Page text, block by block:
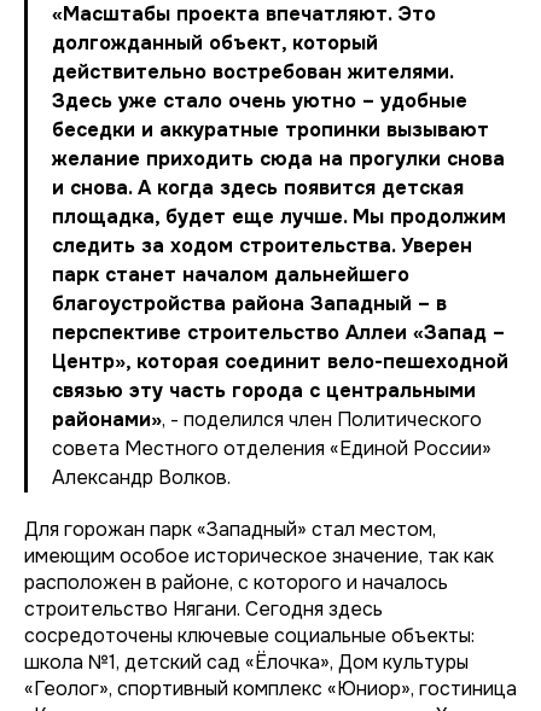
«Масштабы проекта впечатляют. Это
долгожданный объект, который
действительно востребован жителями.
Здесь уже стало очень уютно – удобные
беседки и аккуратные тропинки вызывают
желание приходить сюда на прогулки снова
и снова. А когда здесь появится детская
площадка, будет еще лучше. Мы продолжим
следить за ходом строительства. Уверен
парк станет началом дальнейшего
благоустройства района Западный – в
перспективе строительство Аллеи «Запад –
Центр», которая соединит вело-пешеходной
связью эту часть города с центральными
районами», - поделился член Политического
совета Местного отделения «Единой России»
Александр Волков.
Для горожан парк «Западный» стал местом,
имеющим особое историческое значение, так как
расположен в районе, с которого и началось
строительство Нягани. Сегодня здесь
сосредоточены ключевые социальные объекты:
школа №1, детский сад «Ёлочка», Дом культуры
«Геолог», спортивный комплекс «Юниор», гостиница